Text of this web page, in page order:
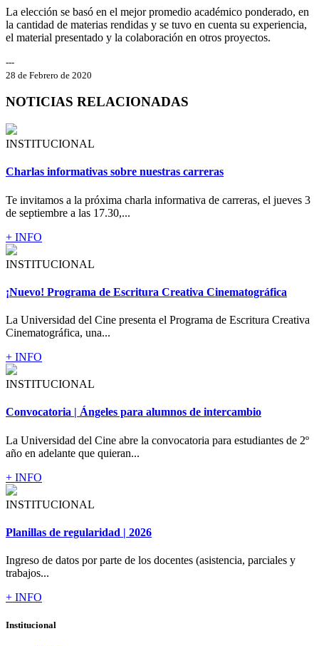
La elección se basó en el mejor promedio académico ponderado, en
la cantidad de materias rendidas y se tuvo en cuenta su experiencia,
el material presentado y la colaboración en otros proyectos.
---
28 de Febrero de 2020
NOTICIAS RELACIONADAS
INSTITUCIONAL
Charlas informativas sobre nuestras carreras
Te invitamos a la próxima charla informativa de carreras, el jueves 3
de septiembre a las 17.30,...
+ INFO
INSTITUCIONAL
¡Nuevo! Programa de Escritura Creativa Cinematográfica
La Universidad del Cine presenta el Programa de Escritura Creativa
Cinematográfica, una...
+ INFO
INSTITUCIONAL
Convocatoria | Ángeles para alumnos de intercambio
La Universidad del Cine abre la convocatoria para estudiantes de 2º
año en adelante que quieran...
+ INFO
INSTITUCIONAL
Planillas de regularidad | 2026
Ingreso de datos por parte de los docentes (asistencia, parciales y
trabajos...
+ INFO
Institucional